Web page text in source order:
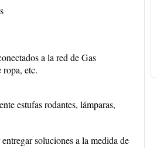
a la red de Gas
ropa, etc.
estufas rodantes, lámparas,
soluciones a la medida de